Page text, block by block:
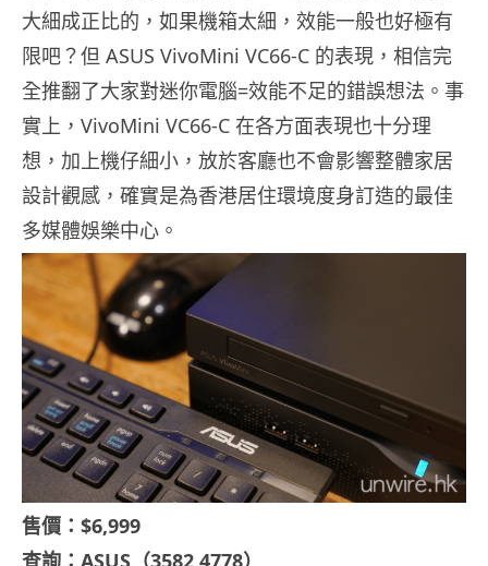
大細成正比的，如果機箱太細，效能一般也好極有
限吧？但 ASUS VivoMini VC66-C 的表現，相信完
全推翻了大家對迷你電腦=效能不足的錯誤想法。事
實上，VivoMini VC66-C 在各方面表現也十分理
想，加上機仔細小，放於客廳也不會影響整體家居
設計觀感，確實是為香港居住環境度身訂造的最佳
多媒體娛樂中心。
售價：$6,999